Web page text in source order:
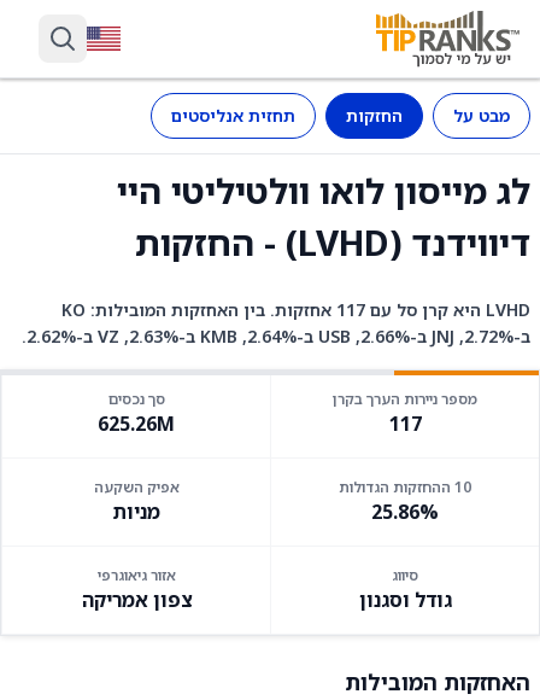
מבט על החזקות תחזית אנליסטים
לג מייסון לואו וולטיליטי היי
דיווידנד (LVHD) - החזקות
LVHD היא קרן סל עם 117 אחזקות. בין האחזקות המובילות: KO
ב-2.72%, JNJ ב-2.66%, USB ב-2.64%, KMB ב-2.63%, VZ ב-2.62%.
מספר ניירות הערך בקרן
117
סך נכסים
625.26M
10 ההחזקות הגדולות
25.86%
אפיק השקעה
מניות
סיווג
גודל וסגנון
אזור גיאוגרפי
צפון אמריקה
האחזקות המובילות